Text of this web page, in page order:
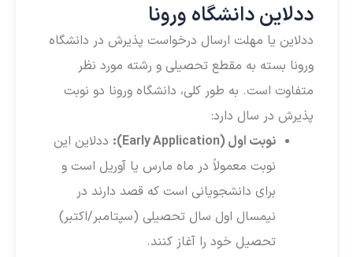
ددلاین دانشگاه ورونا
ددلاین یا مهلت ارسال درخواست پذیرش در دانشگاه
ورونا بسته به مقطع تحصیلی و رشته مورد نظر
متفاوت است. به طور کلی، دانشگاه ورونا دو نوبت
پذیرش در سال دارد:
نوبت اول (Early Application):
ددلاین این
نوبت معمولاً در ماه مارس یا آوریل است و
برای دانشجویانی است که قصد دارند در
نیمسال اول سال تحصیلی (سپتامبر/اکتبر)
تحصیل خود را آغاز کنند.